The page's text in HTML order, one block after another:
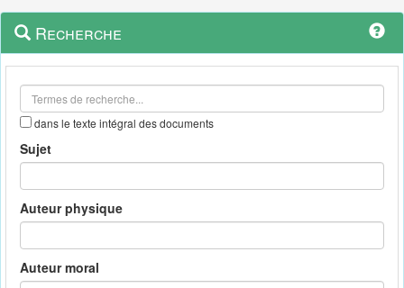
Navigation
outils
Menu
contextuel
Recherche
dans le texte intégral des documents
Sujet
Auteur physique
Auteur moral